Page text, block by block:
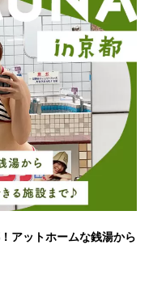
アットホームな銭湯から